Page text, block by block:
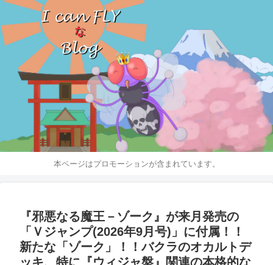
本ページはプロモーションが含まれています。
『邪悪なる魔王－ゾーク』が来月発売の
「Ｖジャンプ(2026年9月号)」に付属！！
新たな「ゾーク」！！バクラのオカルトデ
ッキ、特に『ウィジャ盤』関連の本格的な